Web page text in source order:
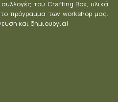
του Crafting Box, υλικά
πρόγραμμα των workshop μας.
και δημιουργία!